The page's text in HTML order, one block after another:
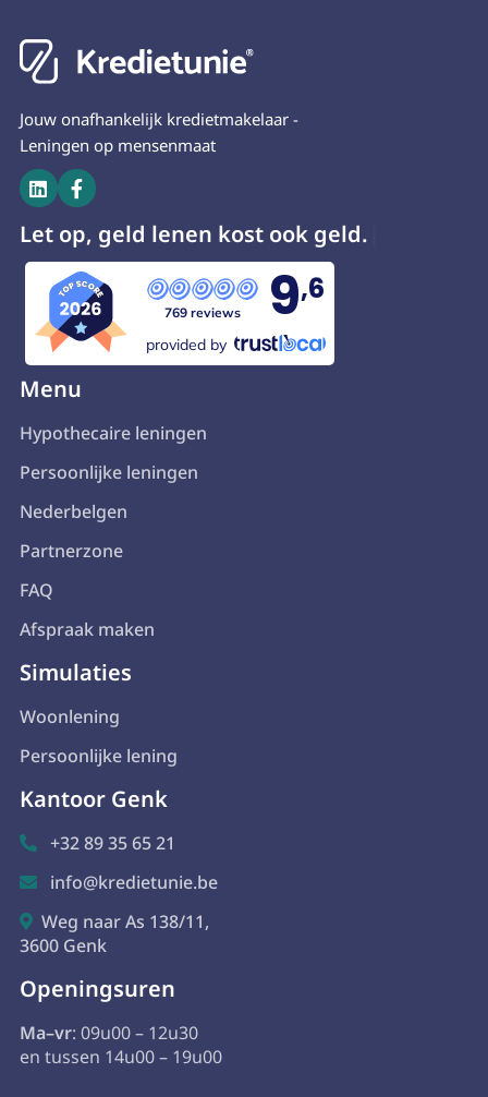
Jouw onafhankelijk kredietmakelaar -
Leningen op mensenmaat
 
Let op, geld lenen kost ook geld.
769 reviews 9,6
provided by
Menu
Hypothecaire leningen
Persoonlijke leningen
Nederbelgen
Partnerzone
FAQ
Afspraak maken
Simulaties
Woonlening
Persoonlijke lening
Kantoor Genk
 +32 89 35 65 21
 info@kredietunie.be
 Weg naar As 138/11,
3600 Genk
Openingsuren
Ma–vr: 09u00 – 12u30
en tussen 14u00 – 19u00